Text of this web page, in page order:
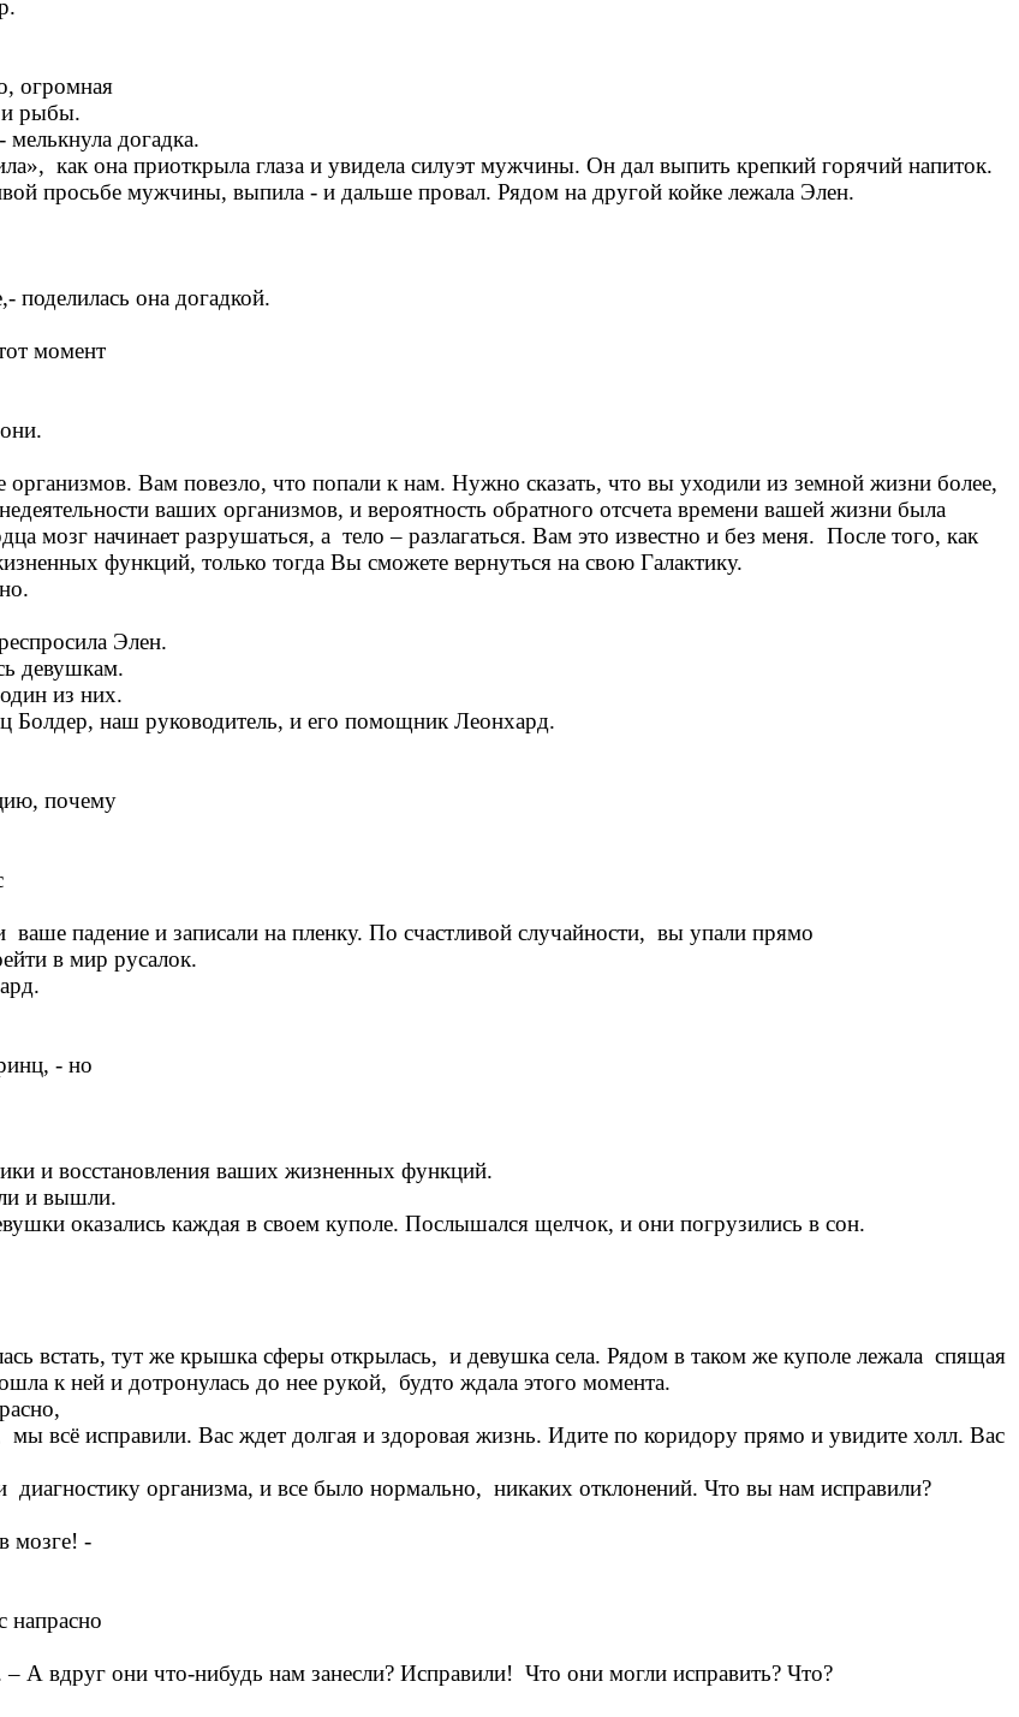
огромная
и рыбы.
догадка.
как она приоткрыла глаза и увидела силуэт мужчины. Он дал выпить крепкий горячий напиток.
просьбе мужчины, выпила - и дальше провал. Рядом на другой койке лежала Элен.
она догадкой.
момент
организмов. Вам повезло, что попали к нам. Нужно сказать, что вы уходили из земной жизни более,
ваших организмов, и вероятность обратного отсчета времени вашей жизни была
мозг начинает разрушаться, а тело – разлагаться. Вам это известно и без меня. После того, как
функций, только тогда Вы сможете вернуться на свою Галактику.
Элен.
девушкам.
из них.
Болдер, наш руководитель, и его помощник Леонхард.
почему
падение и записали на пленку. По счастливой случайности, вы упали прямо
в мир русалок.
- но
и восстановления ваших жизненных функций.
и вышли.
оказались каждая в своем куполе. Послышался щелчок, и они погрузились в сон.
встать, тут же крышка сферы открылась, и девушка села. Рядом в таком же куполе лежала спящая
к ней и дотронулась до нее рукой, будто ждала этого момента.
всё исправили. Вас ждет долгая и здоровая жизнь. Идите по коридору прямо и увидите холл. Вас
организма, и все было нормально, никаких отклонений. Что вы нам исправили?
мозге! -
напрасно
вдруг они что-нибудь нам занесли? Исправили! Что они могли исправить? Что?